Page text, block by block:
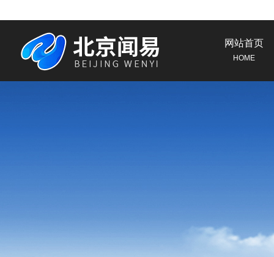
网站首页
HOME